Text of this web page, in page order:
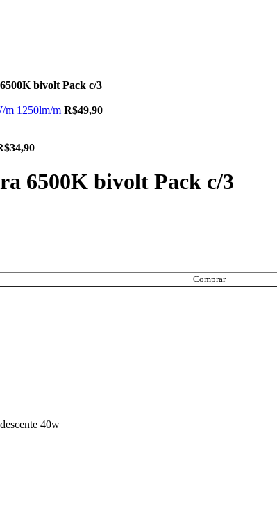
bivolt Pack c/3
m 1250lm/m R$49,90
34,90
6500K bivolt Pack c/3
Comprar
40w